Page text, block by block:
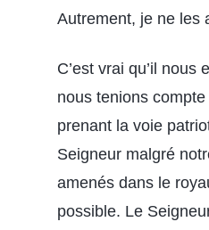
Autrement, je ne les
C’est vrai qu’il
nous tenions
prenant la voie
Seigneur malgré
amenés dans le
possible. Le